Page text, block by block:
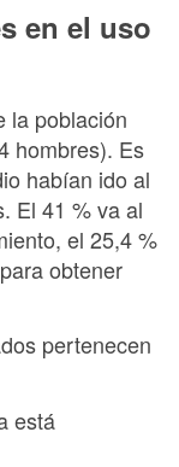
en el uso
la población
hombres). Es
habían ido al
El 41 % va al
el 25,4 %
obtener
pertenecen
está